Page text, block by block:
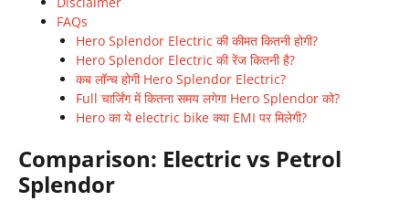
FAQs
Hero Splendor Electric की कीमत कितनी होगी?
Hero Splendor Electric की रेंज कितनी है?
कब लॉन्च होगी Hero Splendor Electric?
Full चार्जिंग में कितना समय लगेगा Hero Splendor को?
Hero का ये electric bike क्या EMI पर मिलेगी?
Comparison: Electric vs Petrol
Splendor